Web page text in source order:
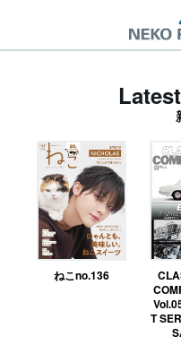
ねこno.136
T